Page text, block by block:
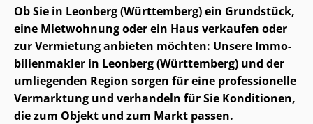
Ob Sie in Leonberg (Württemberg) ein Grundstück,
eine Mietwohnung oder ein Haus verkaufen oder
zur Vermietung anbieten möchten: Unsere Im­mo­
bi­li­en­mak­ler in Leonberg (Württemberg) und der
umliegenden Region sorgen für eine professionelle
Vermarktung und verhandeln für Sie Konditionen,
die zum Objekt und zum Markt passen.